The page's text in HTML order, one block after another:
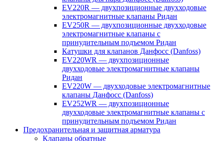
EV220R — двухпозиционные двухходовые
электромагнитные клапаны Ридан
EV250R — двухпозиционные двухходовые
электромагнитные клапаны с
принудительным подъемом Ридан
Катушки для клапанов Данфосс (Danfoss)
EV220WR — двухпозиционные
двухходовые электромагнитные клапаны
Ридан
EV220W — двухходовые электромагнитные
клапаны Данфосс (Danfoss)
EV252WR — двухпозиционные
двухходовые электромагнитные клапаны с
принудительным подъемом Ридан
Предохранительная и защитная арматура
Клапаны обратные